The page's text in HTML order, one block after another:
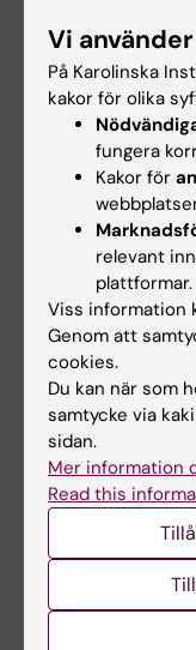
lärande,
management
etik i fokus
Institutionen för lärande,
informatik,
etik (LIME)…
16 jan 2026
Enkel metod kan
möjliggöra tidig
upptäckt och
prevention av
njursjukdom
Små avvikelser i
även inom det intervall
Vi
På Karolinska
kakor för olika
fungera
Kakor för
relevant
plattformar.
Viss information
Genom att
cookies.
Du kan när som
samtycke via
sidan.
Mer information
Read this